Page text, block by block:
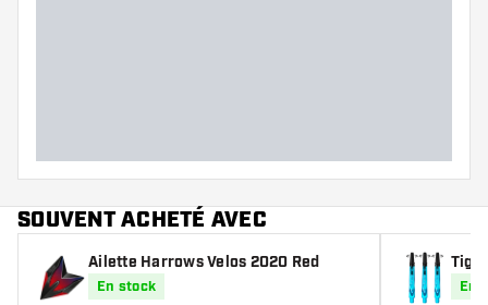
SOUVENT ACHETÉ AVEC
Ailette Harrows Velos 2020 Red
En stock
a
En